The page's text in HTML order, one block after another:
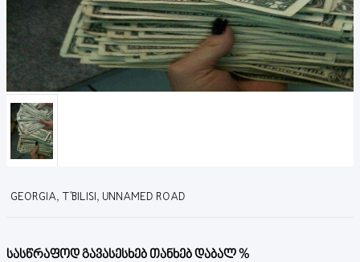
GEORGIA, T'BILISI, UNNAMED ROAD
სასწრაფოდ გავასესხებ თანხებ დაბალ %